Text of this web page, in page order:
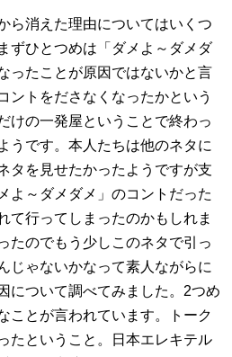
ら消えた理由についてはいくつ
ずひとつめは「ダメよ～ダメダ
ったことが原因ではないかと言
ントをださなくなったかという
けの一発屋ということで終わっ
うです。本人たちは他のネタに
タを見せたかったようですが支
よ～ダメダメ」のコントだった
て行ってしまったのかもしれま
たのでもう少しこのネタで引っ
じゃないかなって素人ながらに
について調べてみました。2つめ
ことが言われています。トーク
たということ。日本エレキテル